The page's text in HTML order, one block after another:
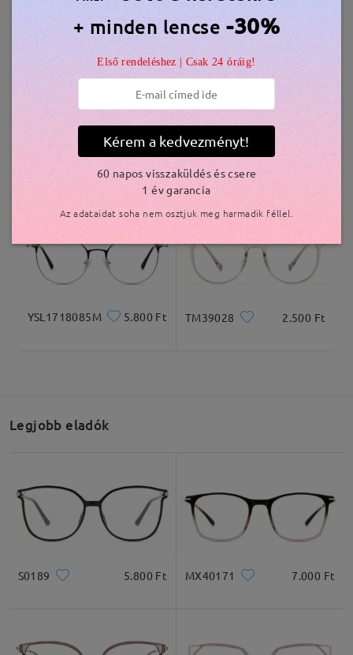
szállítási idő
5-7 munkanap részletek
Kiszállítva
Hasonló keretek
S939 7.000 Ft YSL1230 6.800 Ft
YSL1718085M 5.800 Ft TM39028 2.500 Ft
Legjobb eladók
S0189 5.800 Ft MX40171 7.000 Ft
+ minden lencse -30%
Első rendeléshez | Csak 24 óráig!
Kérem a kedvezményt!
60 napos visszaküldés és csere
1 év garancia
Az adataidat soha nem osztjuk meg harmadik féllel.